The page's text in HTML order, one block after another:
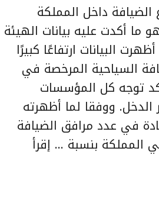
داخل المملكة
ما أكدت عليه بيانات الهيئة
البيانات ارتفاعًا كبيرًا
السياحية المرخصة في
توجه كل المؤسسات
الدخل. ووفقا لما أظهرته
في عدد مرافق الضيافة
المملكة بنسبة … إقرأ